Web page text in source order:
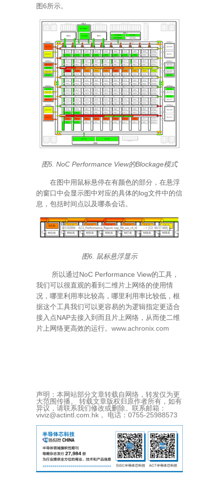
图6所示。
图5. NoC Performance View的Blockage模式
在图中用鼠标悬停在有颜色的部分，在悬浮
的窗口中会显示图中对应的具体的log文件中的信
息，包括时间点以及哪条会话。
图6. 鼠标悬浮显示
所以通过NoC Performance View的工具，
我们可以很直观的看到二维片上网络的使用情
况，哪里利用率比较高，哪里利用率比较低，根
据这个工具我们可以更容易的为逻辑指定更适合
接入点NAP去接入到而且片上网络，从而使二维
片上网络更高效的运行。 www.achronix.com
声明：本网站部分文章转载自网络，转发仅为更
大范围传播。 转载文章版权归原作者所有，如有
异议，请联系我们修改或删除。联系邮箱：
viviz@actintl.com.hk， 电话：0755-25988573